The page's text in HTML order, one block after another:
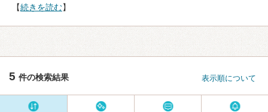
【続きを読む】
5 件の検索結果 表示順について